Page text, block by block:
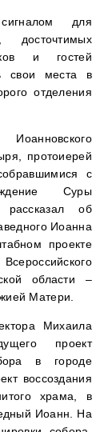
для
досточтимых
и гостей
свои места в
отделения
протоиерей
с
Суры
рассказал об
Иоанна
проекте
области –
Матери.
Михаила
проект
в городе
воссоздания
храма, в
Иоанн. На